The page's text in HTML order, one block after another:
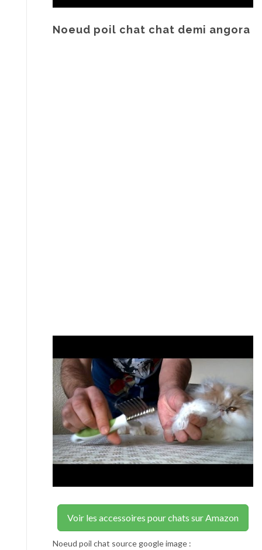
Noeud poil chat chat demi angora
Voir les accessoires pour chats sur Amazon
Noeud poil chat source google image :